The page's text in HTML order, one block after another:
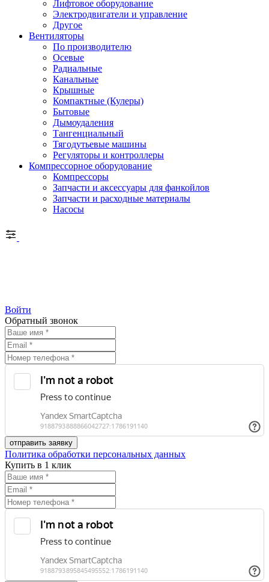
Лифтовое оборудование
Электродвигатели и управление
Другое
Вентиляторы
По производителю
Осевые
Радиальные
Канальные
Крышные
Компактные (Кулеры)
Бытовые
Дымоудаления
Тангенциальный
Тягодутьевые машины
Регуляторы и контроллеры
Компрессорное оборудование
Компрессоры
Запчасти и аксессуары для фанкойлов
Запчасти и расходные материалы
Насосы
Войти
Обратный звонок
Политика обработки персональных данных
Купить в 1 клик